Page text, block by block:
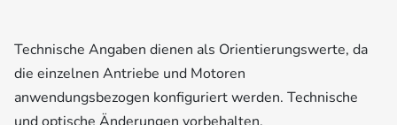
Technische Angaben dienen als Orientierungswerte, da
die einzelnen Antriebe und Motoren
anwendungsbezogen konfiguriert werden. Technische
und optische Änderungen vorbehalten.